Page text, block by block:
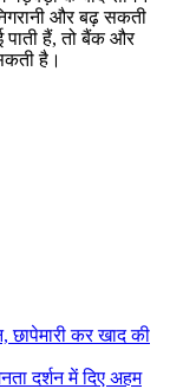
और बढ़ सकती
पाती हैं, तो बैंक और
है।
छापेमारी कर खाद की
दर्शन में दिए अहम